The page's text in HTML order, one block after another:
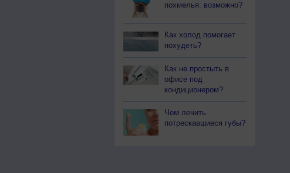
похмелья: возможно?
Как холод помогает
похудеть?
Как не простыть в
офисе под
кондиционером?
Чем лечить
потрескавшиеся губы?